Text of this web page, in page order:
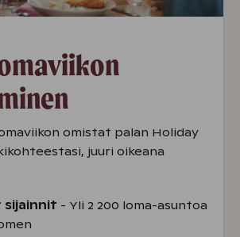
omistat palan Holiday
juuri oikeana
sijainnit - Yli 2 200 loma-asuntoa